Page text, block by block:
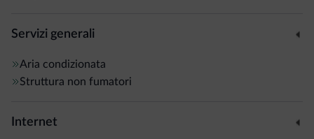
Servizi generali
Aria condizionata
Struttura non fumatori
Internet